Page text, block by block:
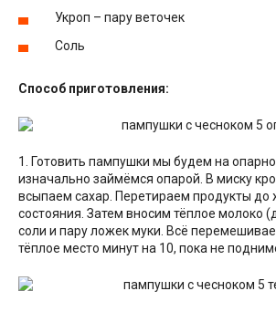
Укроп – пару веточек
Соль
Способ приготовления:
1. Готовить пампушки мы будем на
изначально займёмся опарой. В миску
всыпаем сахар. Перетираем продукты до
состояния. Затем вносим тёплое молоко
соли и пару ложек муки. Всё
тёплое место минут на 10, пока не